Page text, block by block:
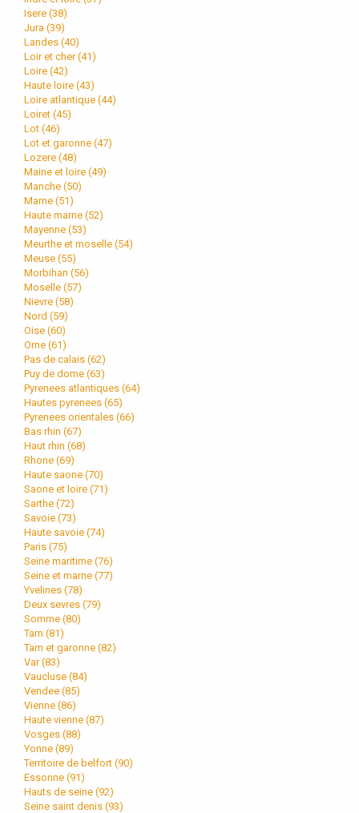
Isere (38)
Jura (39)
Landes (40)
Loir et cher (41)
Loire (42)
Haute loire (43)
Loire atlantique (44)
Loiret (45)
Lot (46)
Lot et garonne (47)
Lozere (48)
Maine et loire (49)
Manche (50)
Marne (51)
Haute marne (52)
Mayenne (53)
Meurthe et moselle (54)
Meuse (55)
Morbihan (56)
Moselle (57)
Nievre (58)
Nord (59)
Oise (60)
Orne (61)
Pas de calais (62)
Puy de dome (63)
Pyrenees atlantiques (64)
Hautes pyrenees (65)
Pyrenees orientales (66)
Bas rhin (67)
Haut rhin (68)
Rhone (69)
Haute saone (70)
Saone et loire (71)
Sarthe (72)
Savoie (73)
Haute savoie (74)
Paris (75)
Seine maritime (76)
Seine et marne (77)
Yvelines (78)
Deux sevres (79)
Somme (80)
Tarn (81)
Tarn et garonne (82)
Var (83)
Vaucluse (84)
Vendee (85)
Vienne (86)
Haute vienne (87)
Vosges (88)
Yonne (89)
Territoire de belfort (90)
Essonne (91)
Hauts de seine (92)
Seine saint denis (93)